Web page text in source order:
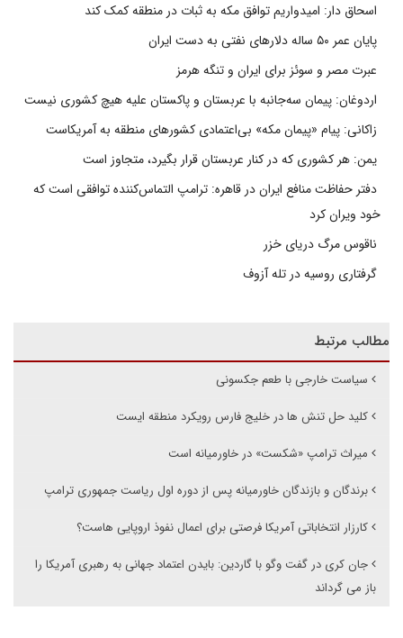
اسحاق دار: امیدواریم توافق مکه به ثبات در منطقه کمک کند
پایان عمر ۵۰ ساله دلارهای نفتی به دست ایران
عبرت مصر و سوئز برای ایران و تنگه هرمز
اردوغان: پیمان سه‌جانبه با عربستان و پاکستان علیه هیچ کشوری نیست
زاکانی: پیام «پیمان مکه» بی‌اعتمادی کشورهای منطقه به آمریکاست
یمن: هر کشوری که در کنار عربستان قرار بگیرد، متجاوز است
دفتر حفاظت منافع ایران در قاهره: ترامپ التماس‌کننده توافقی است که
خود ویران کرد
ناقوس مرگ دریای خزر
گرفتاری روسیه در تله آزوف
مطالب مرتبط
سیاست خارجی با طعم جکسونی
کلید حل تنش ها در خلیج فارس رویکرد منطقه ایست
میراث ترامپ «شکست» در خاورمیانه است
برندگان و بازندگان خاورمیانه پس از دوره اول ریاست جمهوری ترامپ
کارزار انتخاباتی آمریکا فرصتی برای اعمال نفوذ اروپایی هاست؟
جان کری در گفت وگو با گاردین: بایدن اعتماد جهانی به رهبری آمریکا را
باز می گرداند